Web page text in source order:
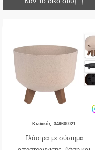
Κωδικός: 349600021
Γλάστρα με σύστημα